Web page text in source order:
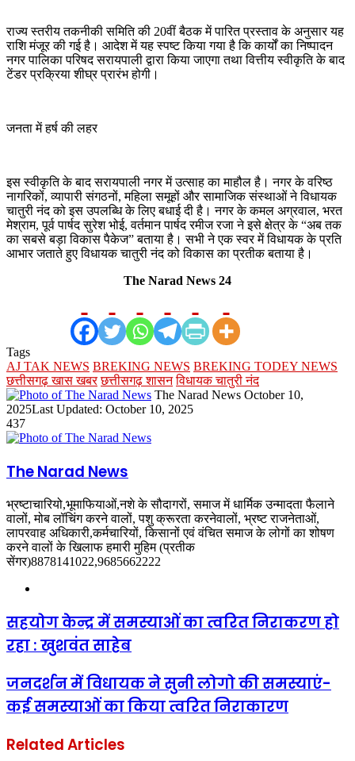
राज्य स्तरीय तकनीकी समिति की 20वीं बैठक में पारित प्रस्ताव के अनुसार यह
राशि मंजूर की गई है। आदेश में यह स्पष्ट किया गया है कि कार्यों का निष्पादन
नगर पालिका परिषद सरायपाली द्वारा किया जाएगा तथा वित्तीय स्वीकृति के बाद
टेंडर प्रक्रिया शीघ्र प्रारंभ होगी।
जनता में हर्ष की लहर
इस स्वीकृति के बाद सरायपाली नगर में उत्साह का माहौल है। नगर के वरिष्ठ
नागरिकों, व्यापारी संगठनों, महिला समूहों और सामाजिक संस्थाओं ने विधायक
चातुरी नंद को इस उपलब्धि के लिए बधाई दी है। नगर के कमल अग्रवाल, भरत
मेश्राम, पूर्व पार्षद सुरेश भोई, वर्तमान पार्षद रमीज रजा ने इसे क्षेत्र के “अब तक
का सबसे बड़ा विकास पैकेज” बताया है। सभी ने एक स्वर में विधायक के प्रति
आभार जताते हुए विधायक चातुरी नंद को विकास का प्रतीक बताया है।
The Narad News 24
Tags
AJ TAK NEWS BREKING NEWS BREKING TODEY NEWS
छत्तीसगढ़ खास खबर छत्तीसगढ़ शासन विधायक चातुरी नंद
The Narad News Send
October 10,
2025Last Updated: October 10, 2025
437
The Narad News
भ्रष्टाचारियो,भूमाफियाओं,नशे के सौदागरों, समाज में धार्मिक उन्मादता फैलाने
वालों, मोब लॉचिंग करने वालों, पशु क्रूरता करनेवालों, भ्रष्ट राजनेताओं,
लापरवाह अधिकारी,कर्मचारियों, किसानों एवं वंचित समाज के लोगों का शोषण
करने वालों के खिलाफ हमारी मुहिम (प्रतीक
सेंगर)8878141022,9685662222
सहयोग केन्द्र में समस्याओं का त्वरित निराकरण हो
रहा : खुशवंत साहेब
जनदर्शन में विधायक ने सुनी लोगो की समस्याएं-
कई समस्याओं का किया त्वरित निराकारण
Related Articles